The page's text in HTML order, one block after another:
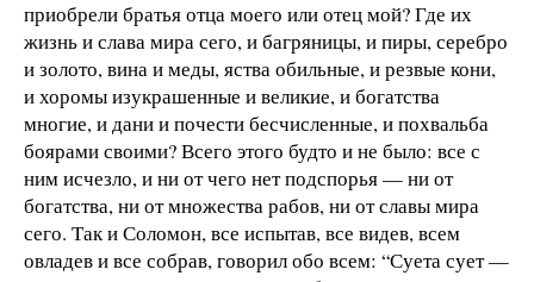
приобрели братья отца моего или отец мой? Где их
жизнь и слава мира сего, и багряницы, и пиры, серебро
и золото, вина и меды, яства обильные, и резвые кони,
и хоромы изукрашенные и великие, и богатства
многие, и дани и почести бесчисленные, и похвальба
боярами своими? Всего этого будто и не было: все с
ним исчезло, и ни от чего нет подспорья — ни от
богатства, ни от множества рабов, ни от славы мира
сего. Так и Соломон, все испытав, все видев, всем
овладев и все собрав, говорил обо всем: “Суета сует —